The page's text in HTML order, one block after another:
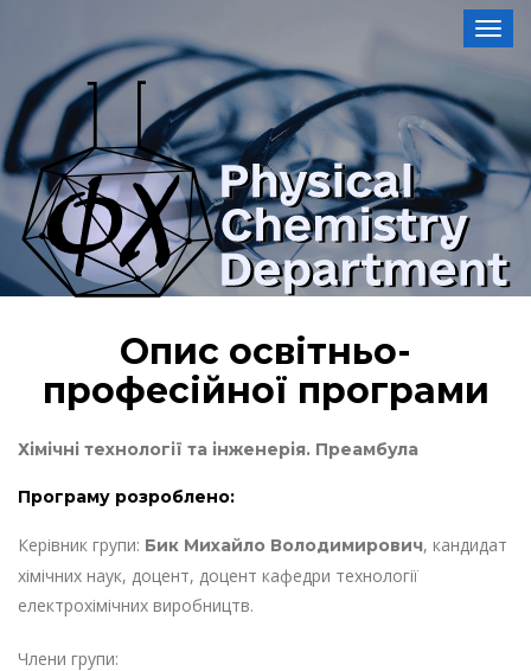
Опис освітньо-
професійної програми
Хімічні технології та інженерія. Преамбула
Програму розроблено:
Керівник групи: Бик Михайло Володимирович, кандидат
хімічних наук, доцент, доцент кафедри технології
електрохімічних виробництв.
Члени групи: